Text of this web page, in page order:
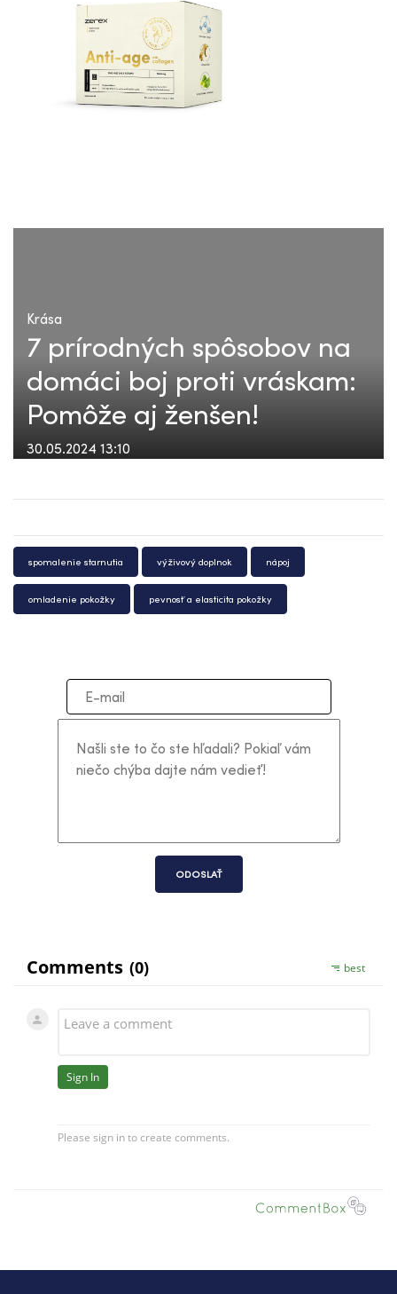
Krása
7 prírodných spôsobov na
domáci boj proti vráskam:
Pomôže aj ženšen!
30.05.2024 13:10
spomalenie starnutia výživový doplnok nápoj
omladenie pokožky pevnosť a elasticita pokožky
ODOSLAŤ